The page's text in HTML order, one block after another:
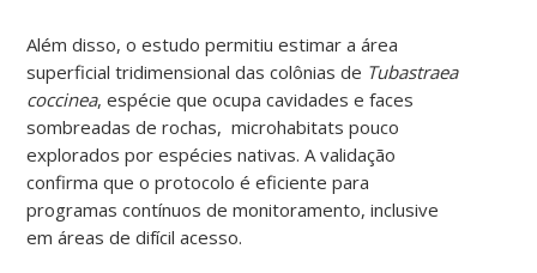
Além disso, o estudo permitiu estimar a área
superficial tridimensional das colônias de Tubastraea
coccinea, espécie que ocupa cavidades e faces
sombreadas de rochas, microhabitats pouco
explorados por espécies nativas. A validação
confirma que o protocolo é eficiente para
programas contínuos de monitoramento, inclusive
em áreas de difícil acesso.